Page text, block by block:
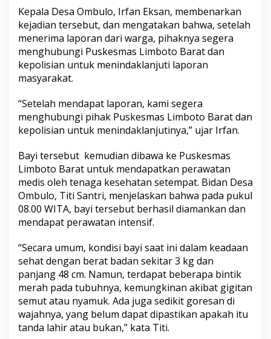
Kepala Desa Ombulo, Irfan Eksan, membenarkan
kejadian tersebut, dan mengatakan bahwa, setelah
menerima laporan dari warga, pihaknya segera
menghubungi Puskesmas Limboto Barat dan
kepolisian untuk menindaklanjuti laporan
masyarakat.
“Setelah mendapat laporan, kami segera
menghubungi pihak Puskesmas Limboto Barat dan
kepolisian untuk menindaklanjutinya,” ujar Irfan.
Bayi tersebut kemudian dibawa ke Puskesmas
Limboto Barat untuk mendapatkan perawatan
medis oleh tenaga kesehatan setempat. Bidan Desa
Ombulo, Titi Santri, menjelaskan bahwa pada pukul
08.00 WITA, bayi tersebut berhasil diamankan dan
mendapat perawatan intensif.
“Secara umum, kondisi bayi saat ini dalam keadaan
sehat dengan berat badan sekitar 3 kg dan
panjang 48 cm. Namun, terdapat beberapa bintik
merah pada tubuhnya, kemungkinan akibat gigitan
semut atau nyamuk. Ada juga sedikit goresan di
wajahnya, yang belum dapat dipastikan apakah itu
tanda lahir atau bukan,” kata Titi.